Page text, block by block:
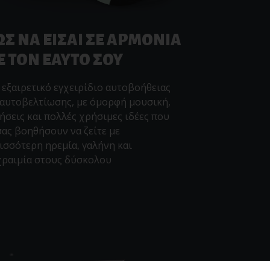
ΝΑ ΕΙΣΑΙ ΣΕ ΑΡΜΟΝΙΑ
ΤΟΝ ΕΑΥΤΟ ΣΟΥ
εγχειρίδιο αυτοβοήθειας
αυτοβελτίωσης, με όμορφή μουσική,
και πολλές χρήσιμες ιδέες που
βοηθήσουν να ζείτε με
ηρεμία, γαλήνη και
στους δύσκολου